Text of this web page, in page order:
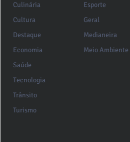
Culinária
Cultura
Destaque
Economia
Esporte
Geral
Medianeira
Meio Ambiente
Saúde
Tecnologia
Trânsito
Turismo